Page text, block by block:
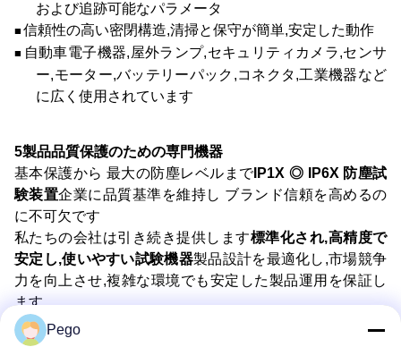
および追跡可能なパラメータ
■ 信頼性の高い密閉構造,清掃と保守が簡単,安定した動作
■ 自動車電子機器,屋外ランプ,セキュリティカメラ,センサ
ー,モーター,バッテリーパック,コネクタ,工業機器など
に広く使用されています
5製品品質保護のための専門機器
基本保護から 最大の防塵レベルまでIP1X ◎ IP6X 防塵試
験装置企業に品質基準を維持し ブランド信頼を高めるの
に不可欠です
私たちの会社は引き続き提供します標準化され,高精度で
安定し,使いやすい試験機器製品設計を最適化し,市場競争
力を向上させ,複雑な環境でも安定した製品運用を保証し
ます.
Pego